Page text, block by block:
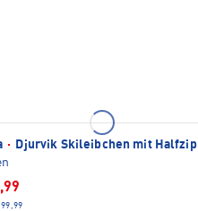
·
Djurvik Skileibchen mit Halfzip